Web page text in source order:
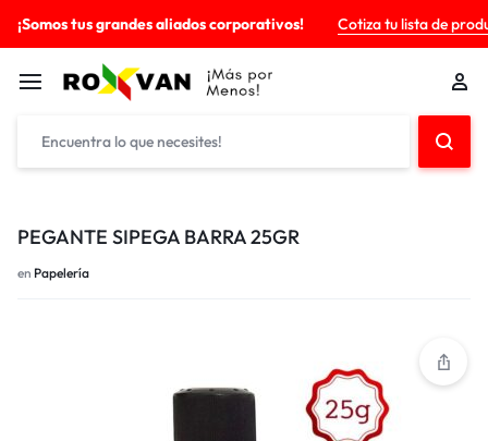
¡Somos tus grandes aliados corporativos! Cotiza tu lista de
PEGANTE SIPEGA BARRA 25GR
en Papelería